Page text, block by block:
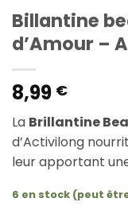
Billantine
d’Amour –
8,99 €
La Brillantine
d’Activilong
leur apportant
6 en stock (peut